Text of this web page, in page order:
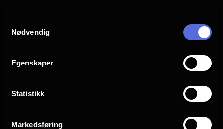
tjenestene deres.
Nødvendig
Egenskaper
Statistikk
Markedsføring